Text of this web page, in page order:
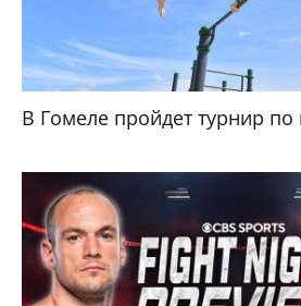
В Гомеле пройдет турнир по